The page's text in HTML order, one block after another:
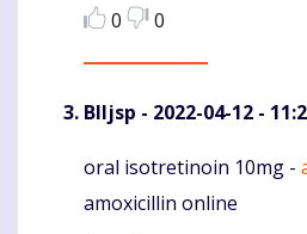
0
0
Blljsp - 2022-04-12 -
Komentaras
oral isotretinoin 10mg -
amoxicillin online